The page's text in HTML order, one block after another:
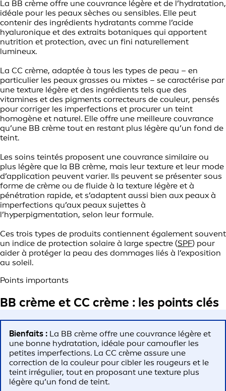
La BB crème offre une couvrance légère et de l’hydratation,
idéale pour les peaux sèches ou sensibles. Elle peut
contenir des ingrédients hydratants comme l’acide
hyaluronique et des extraits botaniques qui apportent
nutrition et protection, avec un fini naturellement
lumineux.
La CC crème, adaptée à tous les types de peau – en
particulier les peaux grasses ou mixtes – se caractérise par
une texture légère et des ingrédients tels que des
vitamines et des pigments correcteurs de couleur, pensés
pour corriger les imperfections et procurer un teint
homogène et naturel. Elle offre une meilleure couvrance
qu’une BB crème tout en restant plus légère qu’un fond de
teint.
Les soins teintés proposent une couvrance similaire ou
plus légère que la BB crème, mais leur texture et leur mode
d’application peuvent varier. Ils peuvent se présenter sous
forme de crème ou de fluide à la texture légère et à
pénétration rapide, et s’adaptent aussi bien aux peaux à
imperfections qu’aux peaux sujettes à
l’hyperpigmentation, selon leur formule.
Ces trois types de produits contiennent également souvent
un indice de protection solaire à large spectre (SPF) pour
aider à protéger la peau des dommages liés à l’exposition
au soleil.
Points importants
BB crème et CC crème : les points clés
Bienfaits : La BB crème offre une couvrance légère et
une bonne hydratation, idéale pour camoufler les
petites imperfections. La CC crème assure une
correction de la couleur pour cibler les rougeurs et le
teint irrégulier, tout en proposant une texture plus
légère qu’un fond de teint.